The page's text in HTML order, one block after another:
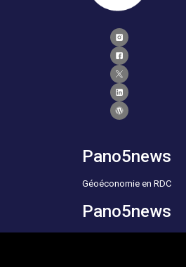
Pano5news
Géoéconomie en RDC
Pano5news